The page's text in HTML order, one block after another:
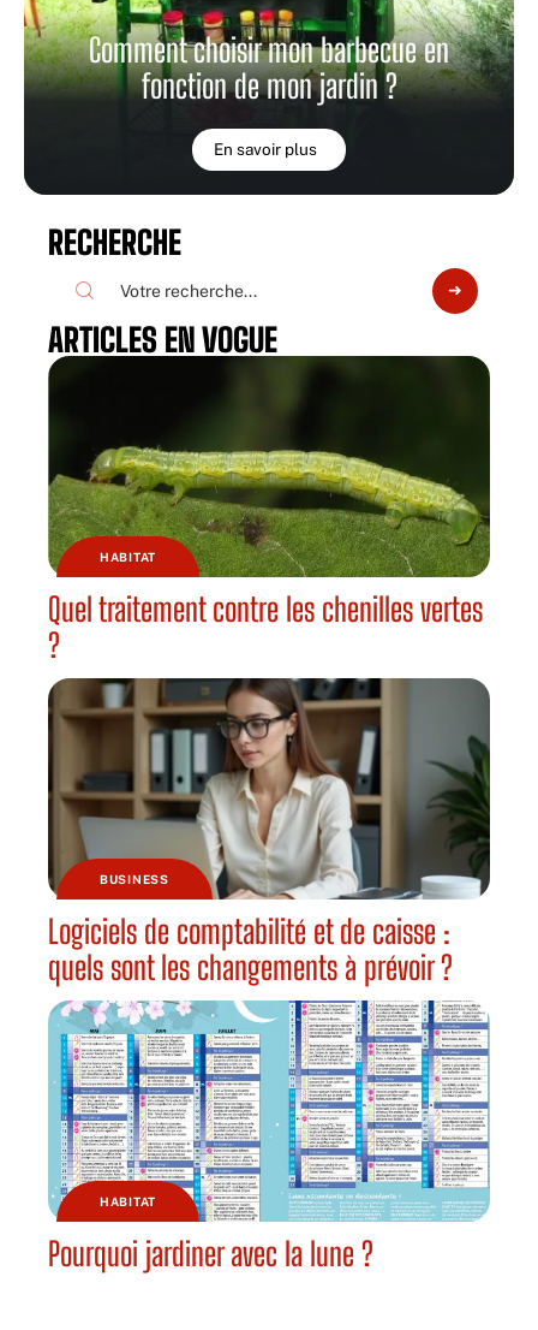
Comment choisir mon barbecue en
fonction de mon jardin ?
En savoir plus
RECHERCHE
ARTICLES EN VOGUE
HABITAT
Quel traitement contre les chenilles vertes
?
BUSINESS
Logiciels de comptabilité et de caisse :
quels sont les changements à prévoir ?
HABITAT
Pourquoi jardiner avec la lune ?